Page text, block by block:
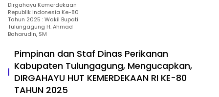
Dirgahayu Kemerdekaan
Republik Indonesia Ke-80
Tahun 2025 : Wakil Bupati
Tulungagung H. Ahmad
Baharudin, SM
Pimpinan dan Staf Dinas Perikanan
Kabupaten Tulungagung, Mengucapkan,
DIRGAHAYU HUT KEMERDEKAAN RI KE-80
TAHUN 2025